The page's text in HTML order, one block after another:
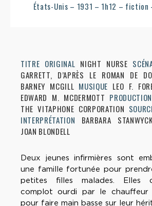
États-Unis – 1931 – 1h12 –
TITRE ORIGINAL NIGHT NURSE
GARRETT, D’APRÈS LE ROMAN DE
BARNEY MCGILL MUSIQUE LEO F.
EDWARD M. MCDERMOTT PRODUCTION
THE VITAPHONE CORPORATION
INTERPRÉTATION
BARBARA
JOAN BLONDELL
Deux jeunes infirmières sont
une famille fortunée pour
petites filles malades. Elles
complot ourdi par le chauffeur
pour faire main basse sur leur